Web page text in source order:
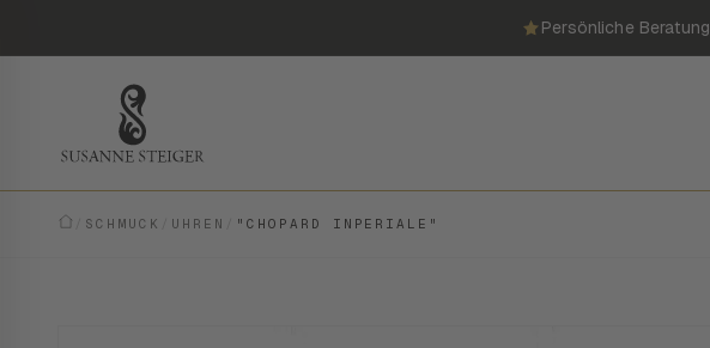
Persönliche Beratung
SCHMUCK UHREN "CHOPARD INPERIALE"